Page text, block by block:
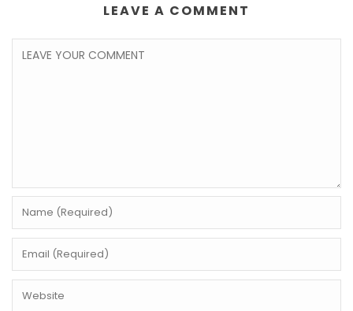
LEAVE A COMMENT